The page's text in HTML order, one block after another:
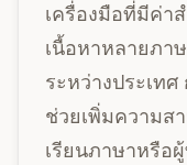
เครื่องมือที่มีค่า
เนื้อหาหลายภา
ระหว่างประเท
ช่วยเพิ่มความส
เรียนภาษาหรือ